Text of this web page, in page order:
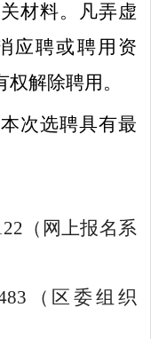
材料。
凡弄虚
应聘或聘用资
权解除聘用。
次选聘具有最
（网上报名系
83 （区委组织